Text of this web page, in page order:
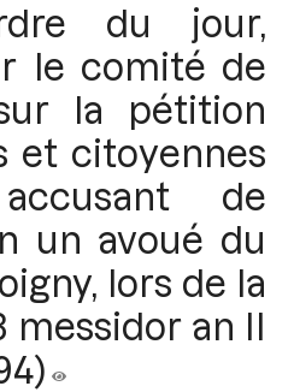
du jour,
le comité de
la pétition
et citoyennes
accusant de
un avoué du
lors de la
messidor an II